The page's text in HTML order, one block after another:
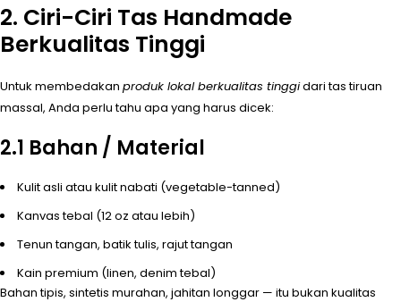
2. Ciri-Ciri Tas Handmade
Berkualitas Tinggi
Untuk membedakan produk lokal berkualitas tinggidari tas tiruan
massal, Anda perlu tahu apa yang harus dicek:
2.1 Bahan / Material
Kulit asli atau kulit nabati (vegetable-tanned)
Kanvas tebal (12 oz atau lebih)
Tenun tangan, batik tulis, rajut tangan
Kain premium (linen, denim tebal)
Bahan tipis, sintetis murahan, jahitan longgar — itu bukan kualitas